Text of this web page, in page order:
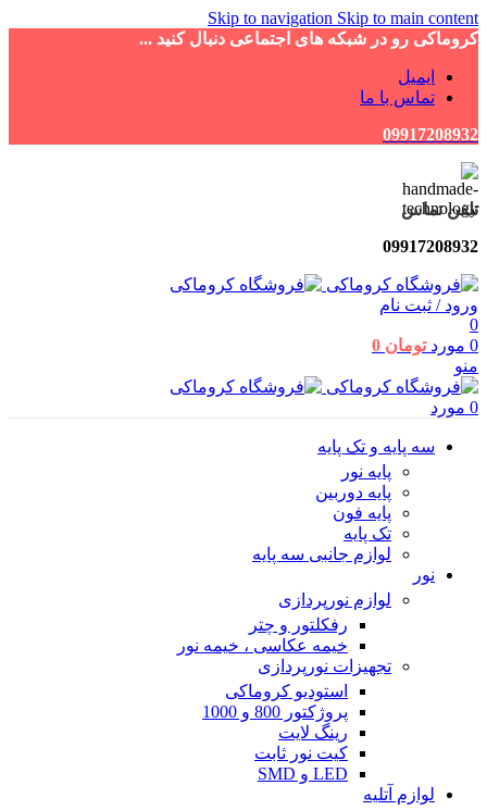
Skip to navigation Skip to main content
کروماکی رو در شبکه های اجتماعی دنبال کنید ...
ایمیل
تماس با ما
09917208932
تلفن تماس
09917208932
ورود / ثبت نام
0
0 مورد تومان
منو
0 مورد
سه پایه و تک پایه
پایه نور
پایه دوربین
پایه فون
تک پایه
لوازم جانبی سه پایه
نور
لوازم نورپردازی
رفکلتور و چتر
خیمه عکاسی ، خیمه نور
تجهیزات نورپردازی
استودیو کروماکی
پروژکتور 800 و 1000
رینگ لایت
کیت نور ثابت
LED و SMD
لوازم آتلیه